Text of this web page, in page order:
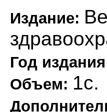
Издание:
Год
Объем: 1с.